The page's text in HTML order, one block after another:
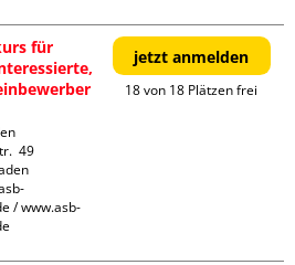
für
49
/ www.asb-
jetzt anmelden
18 von 18 Plätzen frei